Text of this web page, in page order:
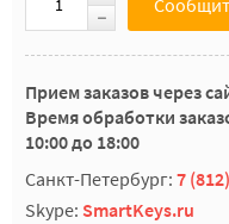
Прием заказов через
Время обработки
10:00 до 18:00
Санкт-Петербург: 7
Skype: SmartKeys.ru